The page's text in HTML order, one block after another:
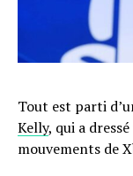
Tout est parti
Kelly, qui a
mouvements de